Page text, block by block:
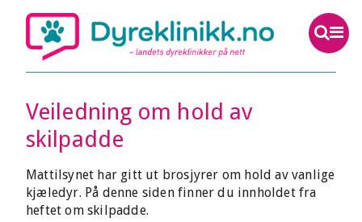
Veiledning om hold av
skilpadde
Mattilsynet har gitt ut brosjyrer om hold av vanlige
kjæledyr. På denne siden finner du innholdet fra
heftet om skilpadde.